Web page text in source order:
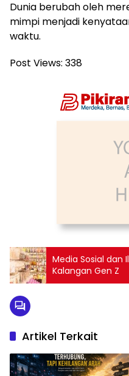
Dunia berubah oleh
mimpi menjadi
waktu.
Post Views: 338
Media Sosial dan
Kalangan Gen Z
Artikel Terkait